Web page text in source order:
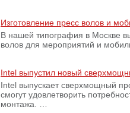
Изготовление пресс волов и
В нашей типография в Москве
волов для мероприятий и
Intel выпустил новый
Intel выпускает сверхмощный
смогут удовлетворить
монтажа. …